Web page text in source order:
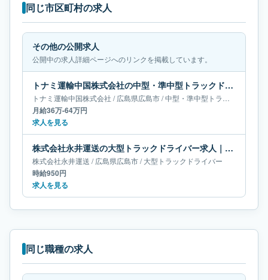
同じ市区町村の求人
その他の公開求人
公開中の求人詳細ページへのリンクを掲載しています。
トナミ運輸中国株式会社の中型・準中型トラックドライバー求人｜広島県広島市｜月給36万-64万円
トナミ運輸中国株式会社 /広島県広島市/中型・準中型トラックドライバー
月給36万-64万円
求人を見る
株式会社永井運送の大型トラックドライバー求人｜広島県広島市
株式会社永井運送 /広島県広島市/大型トラックドライバー
時給950円
求人を見る
同じ職種の求人